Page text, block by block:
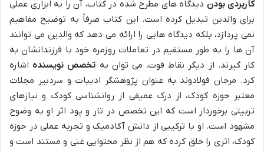
کاربردی بودن دیدگاه های مطرح شده در کتاب، آن را به ابزاری عملی
برای والدین تبدیل کرده است. این کتاب صرفاً به توضیح مفاهیم
نمی پردازد، بلکه دیدگاه هایی را ارائه می دهد که والدین می توانند
آن ها را به طور مستقیم در تعاملات روزمره خود با فرزندانشان به
کار گیرند. از دیگر نقاط قوت، می توان به تخصص نویسندهاشاره
کرد. مرجان فولادوند به عنوان پ‍‍ژوهشگر ادبیات و سردبیر مجلات
معتبر حوزه کودک، از درک عمیقی از روانشناسی کودک و نیازهای
تربیتی برخوردار است که این تخصص در تار و پود اثر او به وضوح
مشهود است. او با ترکیبی از دانش آکادمیک و تجربه عملی در حوزه
کودک، اثری را خلق کرده که هم از نظر محتوایی غنی و مستند است و